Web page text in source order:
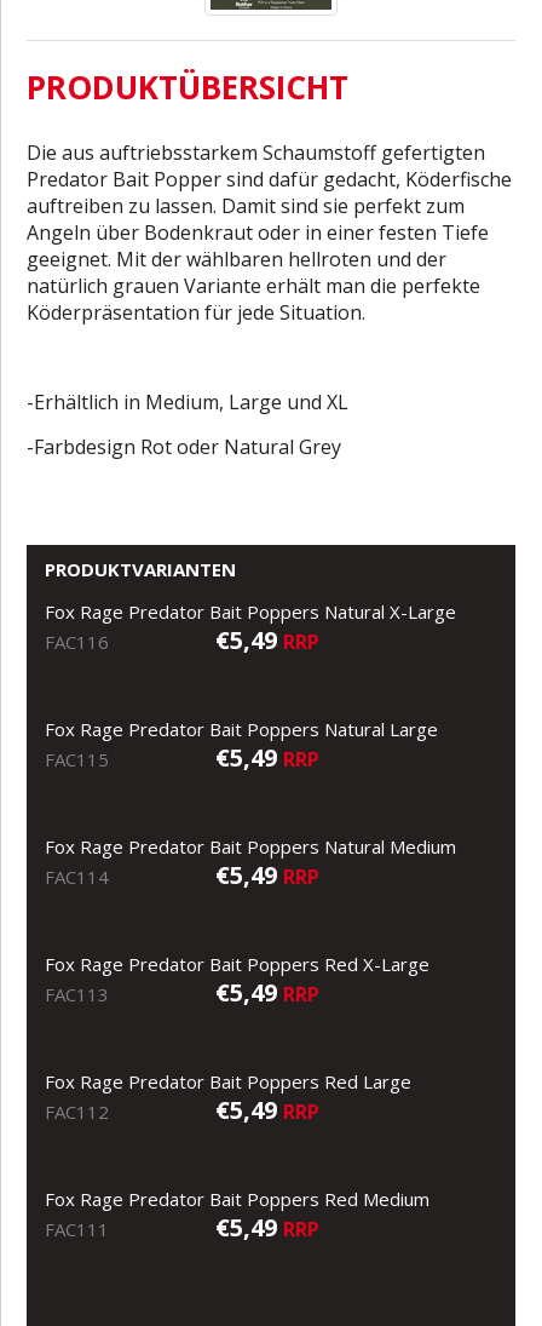
PRODUKTÜBERSICHT
Die aus auftriebsstarkem Schaumstoff gefertigten
Predator Bait Popper sind dafür gedacht, Köderfische
auftreiben zu lassen. Damit sind sie perfekt zum
Angeln über Bodenkraut oder in einer festen Tiefe
geeignet. Mit der wählbaren hellroten und der
natürlich grauen Variante erhält man die perfekte
Köderpräsentation für jede Situation.
-Erhältlich in Medium, Large und XL
-Farbdesign Rot oder Natural Grey
PRODUKTVARIANTEN
Fox Rage Predator Bait Poppers Natural X-Large
FAC116
€5,49 RRP
Fox Rage Predator Bait Poppers Natural Large
FAC115
€5,49 RRP
Fox Rage Predator Bait Poppers Natural Medium
FAC114
€5,49 RRP
Fox Rage Predator Bait Poppers Red X-Large
FAC113
€5,49 RRP
Fox Rage Predator Bait Poppers Red Large
FAC112
€5,49 RRP
Fox Rage Predator Bait Poppers Red Medium
FAC111
€5,49 RRP